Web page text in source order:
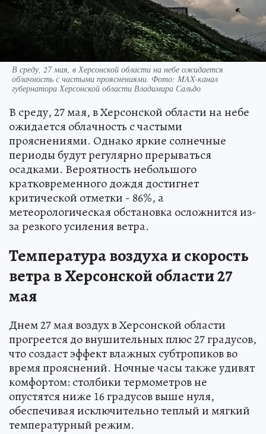
В среду, 27 мая, в Херсонской области на небе ожидается
облачность с частыми прояснениями. Фото: MAX-канал
губернатора Херсонской области Владимира Сальдо
В среду, 27 мая, в Херсонской области на небе
ожидается облачность с частыми
прояснениями. Однако яркие солнечные
периоды будут регулярно прерываться
осадками. Вероятность небольшого
кратковременного дождя достигнет
критической отметки - 86%, а
метеорологическая обстановка осложнится из-
за резкого усиления ветра.
Температура воздуха и скорость
ветра в Херсонской области 27
мая
Днем 27 мая воздух в Херсонской области
прогреется до внушительных плюс 27 градусов,
что создаст эффект влажных субтропиков во
время прояснений. Ночные часы также удивят
комфортом: столбики термометров не
опустятся ниже 16 градусов выше нуля,
обеспечивая исключительно теплый и мягкий
температурный режим.